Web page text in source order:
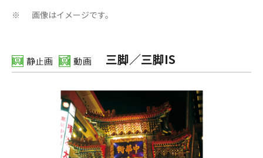
※ 画像はイメージです。
三脚／三脚IS